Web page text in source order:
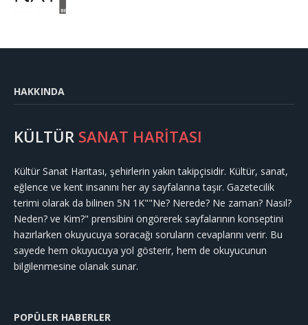
HAKKINDA
KÜLTÜR SANAT HARİTASI
Kültür Sanat Haritası, şehirlerin yakın takipçisidir. Kültür, sanat,
eğlence ve kent insanını her ay sayfalarına taşır. Gazetecilik
terimi olarak da bilinen 5N 1K""Ne? Nerede? Ne zaman? Nasıl?
Neden? ve Kim?" prensibini öngörerek sayfalarının konseptini
hazırlarken okuyucuya soracağı soruların cevaplarını verir. Bu
sayede hem okuyucuya yol gösterir, hem de okuyucunun
bilgilenmesine olanak sunar.
POPÜLER HABERLER